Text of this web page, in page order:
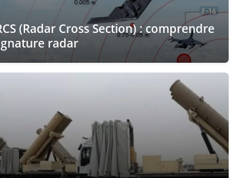
(Radar Cross Section) : comprendre
radar